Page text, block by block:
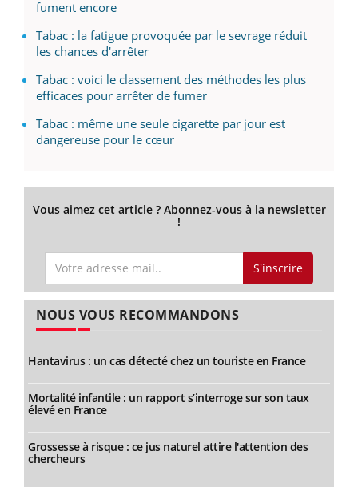
fument encore
Tabac : la fatigue provoquée par le sevrage réduit
les chances d'arrêter
Tabac : voici le classement des méthodes les plus
efficaces pour arrêter de fumer
Tabac : même une seule cigarette par jour est
dangereuse pour le cœur
Vous aimez cet article ? Abonnez-vous à la newsletter
!
S'inscrire
NOUS VOUS RECOMMANDONS
Hantavirus : un cas détecté chez un touriste en France
Mortalité infantile : un rapport s’interroge sur son taux
élevé en France
Grossesse à risque : ce jus naturel attire l'attention des
chercheurs